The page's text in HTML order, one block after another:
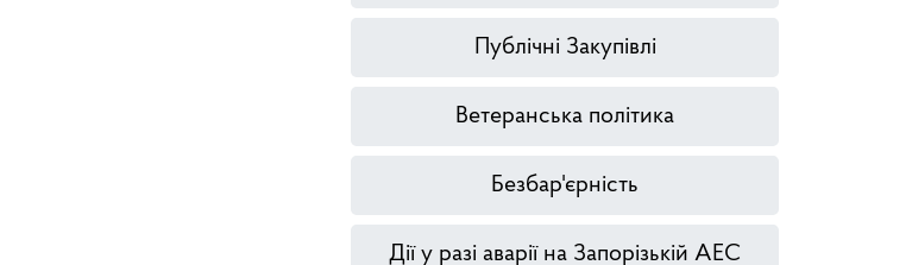
Публічні Закупівлі
Ветеранська політика
Безбар'єрність
Дії у разі аварії на Запорізькій АЕС